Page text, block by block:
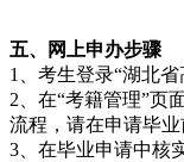
五、网上申办步骤
1、考生登录“湖北
2、在“考籍管理”页
流程，请在申请毕
3、在毕业申请中核